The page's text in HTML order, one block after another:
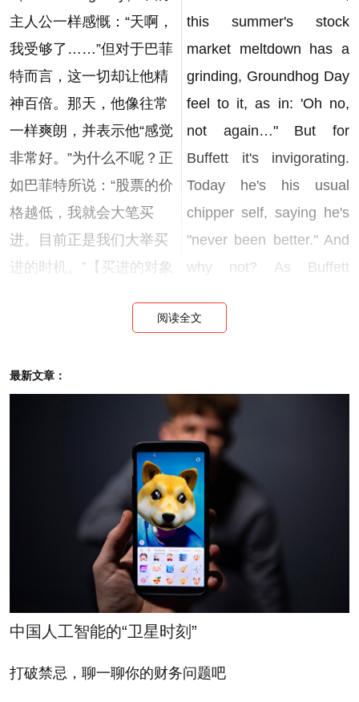
主人公一样感慨：“天啊，
我受够了……”但对于巴菲
特而言，这一切却让他精
神百倍。那天，他像往常
一样爽朗，并表示他“感觉
非常好。”为什么不呢？正
如巴菲特所说：“股票的价
格越低，我就会大笔买
进。目前正是我们大举买
进的时机。”【买进的对象
当然前提是能找到收购的
会告诉我又有哪些低廉的
菲特总是把他的工作描绘
地轻松无比，但实际情况
当然并非如此。要想像他
一样，你得拥有一个数十
亿美元的“战争基金”，像
钛金属一样稳定的神经，
还要有一个聪明的、善于
分析的大脑。庞大的团队
this summer's stock
market meltdown has a
grinding, Groundhog Day
feel to it, as in: 'Oh no,
not again…" But for
Buffett it's invigorating.
Today he's his usual
chipper self, saying he's
"never been better." And
why not? As Buffett
things go, the more I buy.
and, if he can find them,
big companies.] (And no,
he won't tell me what
he's picking up on the
cheap.) Buffett always
makes his job sound so
easy, but of course it
isn't. All you need is a
multi-billion dollar war
and a brilliant, analytical
阅读全文
最新文章：
中国人工智能的“卫星时刻”
打破禁忌，聊一聊你的财务问题吧